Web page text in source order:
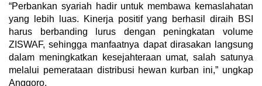
“Perbankan syariah hadir untuk membawa kemaslahatan
yang lebih luas. Kinerja positif yang berhasil diraih BSI
harus berbanding lurus dengan peningkatan volume
ZISWAF, sehingga manfaatnya dapat dirasakan langsung
dalam meningkatkan kesejahteraan umat, salah satunya
melalui pemerataan distribusi hewan kurban ini,” ungkap
Anggoro.